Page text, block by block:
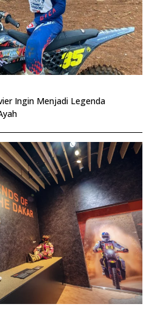
Ingin Menjadi Legenda